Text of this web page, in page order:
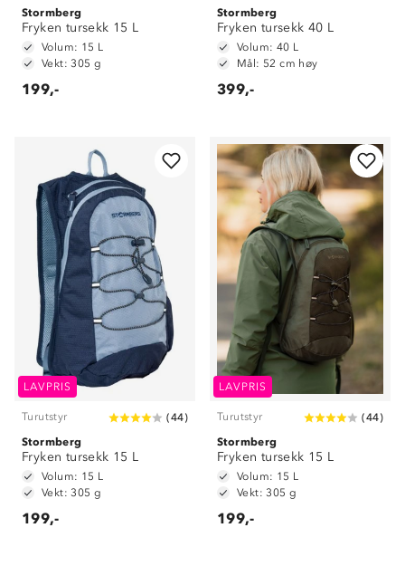
Stormberg
Fryken tursekk 15 L
Volum: 15 L
Vekt: 305 g
199,-
Stormberg
Fryken tursekk 40 L
Volum: 40 L
Mål: 52 cm høy
399,-
LAVPRIS
Turutstyr (44)
Stormberg
Fryken tursekk 15 L
Volum: 15 L
Vekt: 305 g
199,-
LAVPRIS
Turutstyr (44)
Stormberg
Fryken tursekk 15 L
Volum: 15 L
Vekt: 305 g
199,-